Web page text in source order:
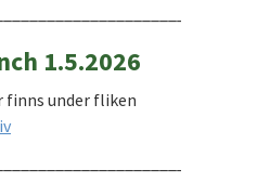
1.5.2026
finns under fliken